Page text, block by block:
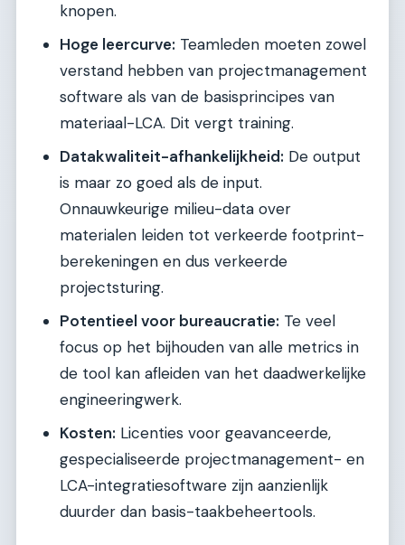
knopen.
Hoge leercurve: Teamleden moeten zowel
verstand hebben van projectmanagement
software als van de basisprincipes van
materiaal-LCA. Dit vergt training.
Datakwaliteit-afhankelijkheid: De output
is maar zo goed als de input.
Onnauwkeurige milieu-data over
materialen leiden tot verkeerde footprint-
berekeningen en dus verkeerde
projectsturing.
Potentieel voor bureaucratie: Te veel
focus op het bijhouden van alle metrics in
de tool kan afleiden van het daadwerkelijke
engineeringwerk.
Kosten: Licenties voor geavanceerde,
gespecialiseerde projectmanagement- en
LCA-integratiesoftware zijn aanzienlijk
duurder dan basis-taakbeheertools.